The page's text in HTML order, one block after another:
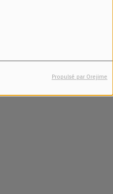
Propulsé par Orejime